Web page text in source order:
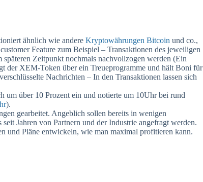
ähnlich wie andere Kryptowährungen Bitcoin und co.,
Feature zum Beispiel – Transaktionen des jeweiligen
späteren Zeitpunkt nochmals nachvollzogen werden (Ein
der XEM-Token über ein Treueprogramme und hält Boni für
Nachrichten – In den Transaktionen lassen sich
über 10 Prozent ein und notierte um 10Uhr bei rund
).
gearbeitet. Angeblich sollen bereits in wenigen
Jahren von Partnern und der Industrie angefragt werden.
und Pläne entwickeln, wie man maximal profitieren kann.